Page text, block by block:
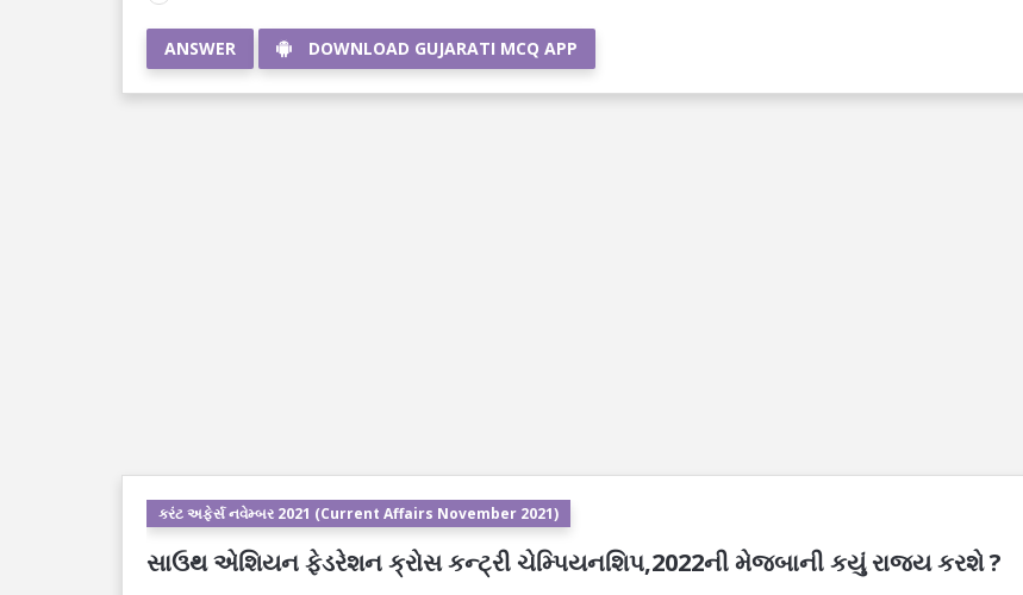
ANSWER DOWNLOAD GUJARATI MCQ APP
કરંટ અફેર્સ નવેમ્બર 2021 (Current Affairs November 2021)
સાઉથ એશિયન ફેડરેશન ક્રોસ કન્ટ્રી ચેમ્પિયનશિપ,2022ની મેજબાની કયું રાજય કરશે ?